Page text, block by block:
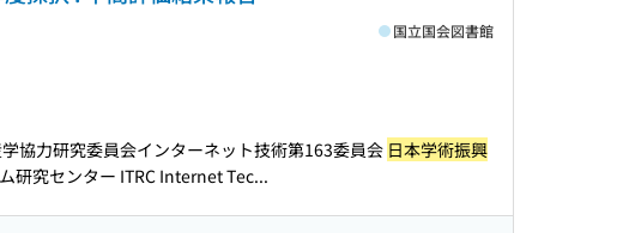
国立国会図書館
協力研究委員会インターネット技術第163委員会 日本学術振興
研究センター ITRC Internet Tec...